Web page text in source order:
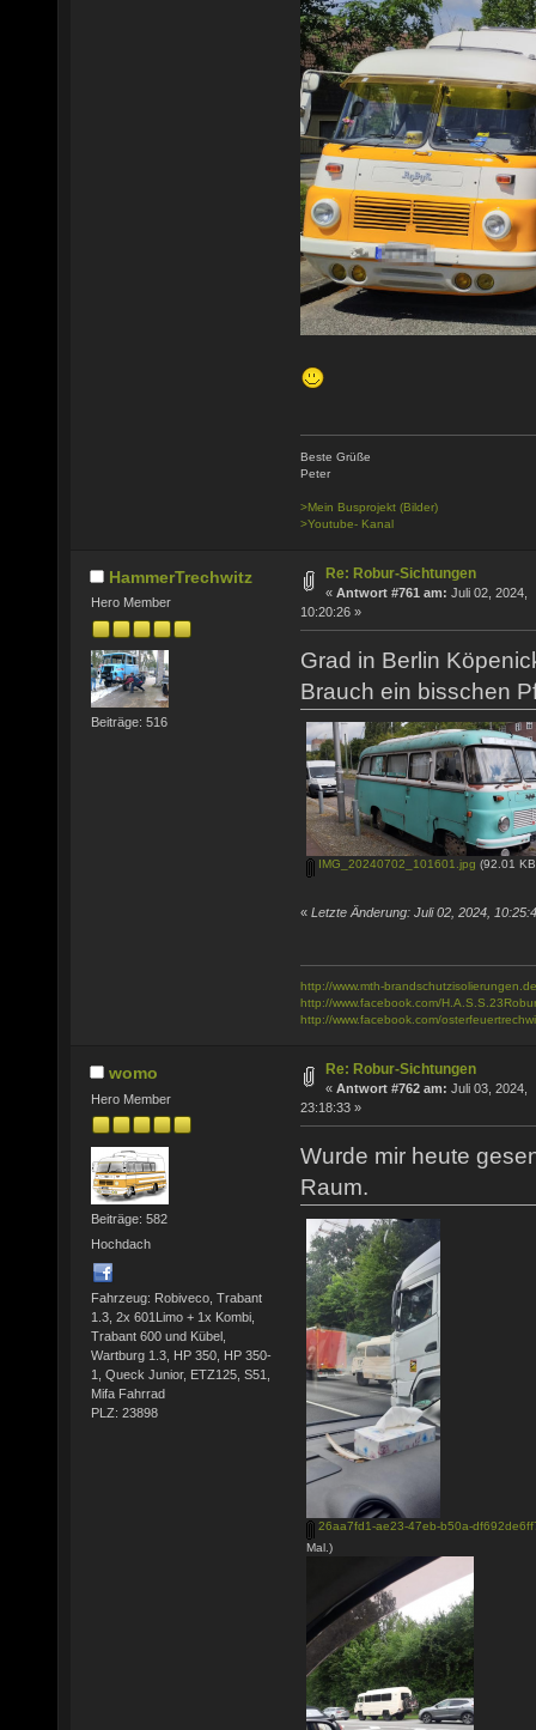
Beste Grüße
Peter
>Mein Busprojekt (Bilder)
>Youtube- Kanal
HammerTrechwitz
Hero Member
Beiträge: 516
Re: Robur-Sichtungen
« Antwort #761 am: Juli 02, 2024,
10:20:26 »
Grad in Berlin
Brauch ein bisschen
IMG_20240702_101601.jpg (92.01
« Letzte Änderung: Juli 02, 2024,
http://www.mth-
http://www.facebook.com/H.A.S.S.23Robur
http://www.facebook.com/
womo
Hero Member
Beiträge: 582
Hochdach
Fahrzeug: Robiveco, Trabant
1.3, 2x 601Limo + 1x Kombi,
Trabant 600 und Kübel,
Wartburg 1.3, HP 350, HP 350-
1, Queck Junior, ETZ125, S51,
Mifa Fahrrad
PLZ: 23898
Re: Robur-Sichtungen
« Antwort #762 am: Juli 03, 2024,
23:18:33 »
Wurde mir heute
Raum.
26aa7fd1-ae23-47eb-b50a-
Mal.)